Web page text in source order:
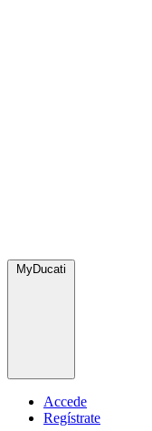
MyDucati
Accede
Regístrate